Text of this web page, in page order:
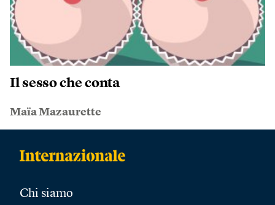
Il sesso che conta
Maïa Mazaurette
Chi siamo